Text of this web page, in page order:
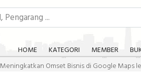
HOME KATEGORI MEMBER
Meningkatkan Omset Bisnis di Google Maps